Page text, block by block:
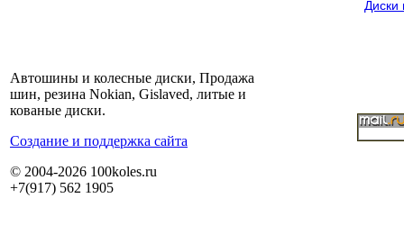
Автошины и колесные диски, Продажа
шин, резина Nokian, Gislaved, литые и
кованые диски.
Cоздание и поддержка сайта
© 2004-2026 100koles.ru
+7(917) 562 1905